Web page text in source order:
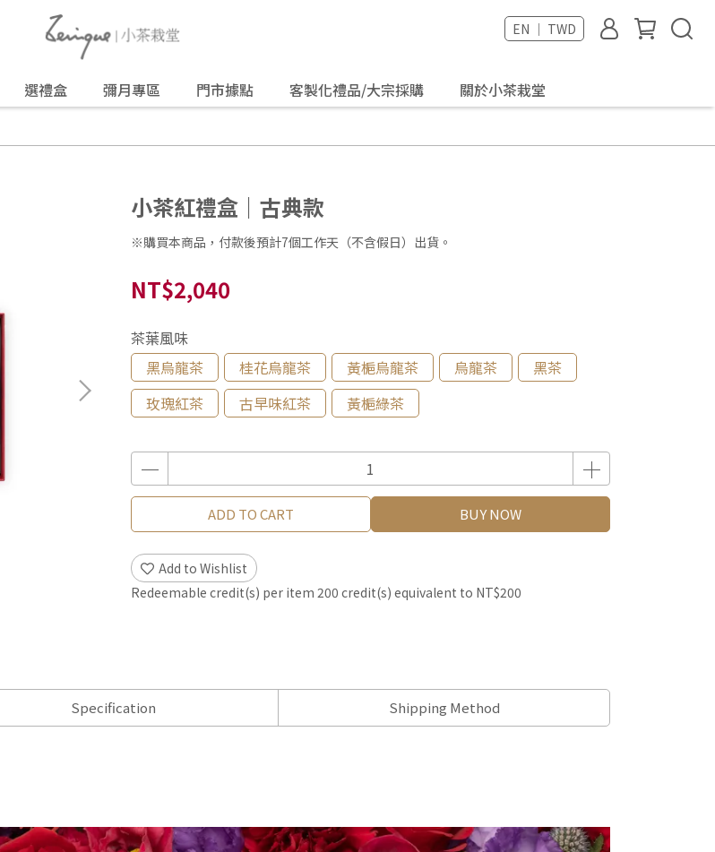
EN ｜ TWD
選禮盒 彌月專區 門市據點 客製化禮品/大宗採購 關於小茶栽堂
小茶紅禮盒｜古典款
※購買本商品，付款後預計7個工作天（不含假日）出貨。
NT$2,040
茶葉風味
黑烏龍茶
桂花烏龍茶 黃梔烏龍茶 烏龍茶
黑茶
玫瑰紅茶
古早味紅茶 黃梔綠茶
ADD TO CART BUY NOW
Add to Wishlist
Redeemable credit(s) per item 200 credit(s) equivalent to NT$200
Specification Shipping Method